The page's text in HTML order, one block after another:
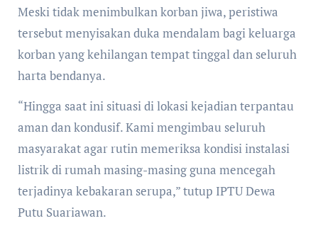
Meski tidak menimbulkan korban jiwa, peristiwa
tersebut menyisakan duka mendalam bagi keluarga
korban yang kehilangan tempat tinggal dan seluruh
harta bendanya.
“Hingga saat ini situasi di lokasi kejadian terpantau
aman dan kondusif. Kami mengimbau seluruh
masyarakat agar rutin memeriksa kondisi instalasi
listrik di rumah masing-masing guna mencegah
terjadinya kebakaran serupa,” tutup IPTU Dewa
Putu Suariawan.